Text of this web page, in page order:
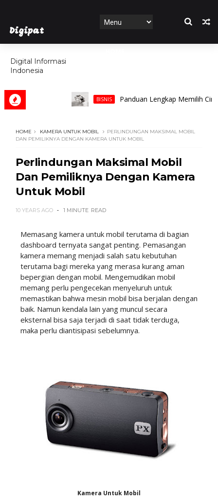
Digipat
Digital Informasi
Indonesia
FEATURES
BISNIS Panduan Lengkap Memilih Cincin
HOME KAMERA UNTUK MOBIL
PERLINDUNGAN MAKSIMAL MOBIL
DAN PEMILIKNYA DENGAN KAMERA UNTUK MOBIL
Perlindungan Maksimal Mobil
Dan Pemiliknya Dengan Kamera
Untuk Mobil
10 YEARS AGO 1 MINUTE READ
Memasang kamera untuk mobil terutama di bagian
dashboard ternyata sangat penting. Pemasangan
kamera memang menjadi salah satu kebutuhan
terutama bagi mereka yang merasa kurang aman
bepergian dengan mobil. Mengemudikan mobil
memang perlu pengecekan menyeluruh untuk
memastikan bahwa mesin mobil bisa berjalan dengan
baik. Namun kendala lain yang muncul secara
eksternal bisa saja terjadi di saat tidak terduga,
maka perlu diantisipasi sebelumnya.
Kamera Untuk Mobil